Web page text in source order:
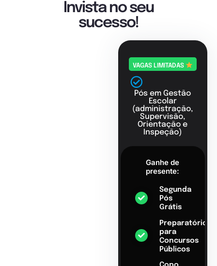
Invista no seu
sucesso!
VAGAS LIMITADAS
Pós em Gestão
Escolar
(administração,
Supervisão,
Orientação e
Inspeção)
Ganhe de
presente:
Segunda
Pós
Grátis
Preparatório
para
Concursos
Públicos